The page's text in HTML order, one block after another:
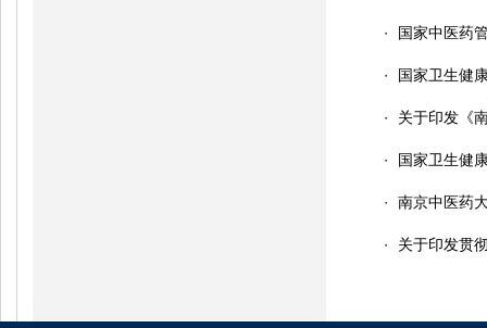
・ 国家中医药
・ 国家卫生健
・ 关于印发《
・ 国家卫生健
・ 南京中医药
・ 关于印发贯